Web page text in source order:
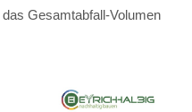
Gesamtabfall-Volumen